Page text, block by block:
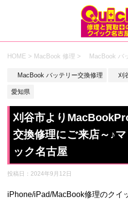
HOME > MacBook 修理 > MacBook バ
MacBook バッテリー交換修理 刈
愛知県
刈谷市より
交換修理にご来店～♪
ック名古屋
投稿日： 2024年9月12日
iPhone/iPad/MacBook修理のクイ